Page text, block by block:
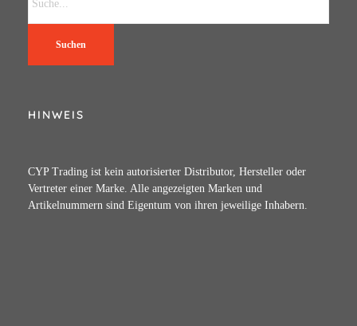
Suchen
HINWEIS
CYP Trading ist kein autorisierter Distributor, Hersteller oder
Vertreter einer Marke. Alle angezeigten Marken und
Artikelnummern sind Eigentum von ihren jeweilige Inhabern.